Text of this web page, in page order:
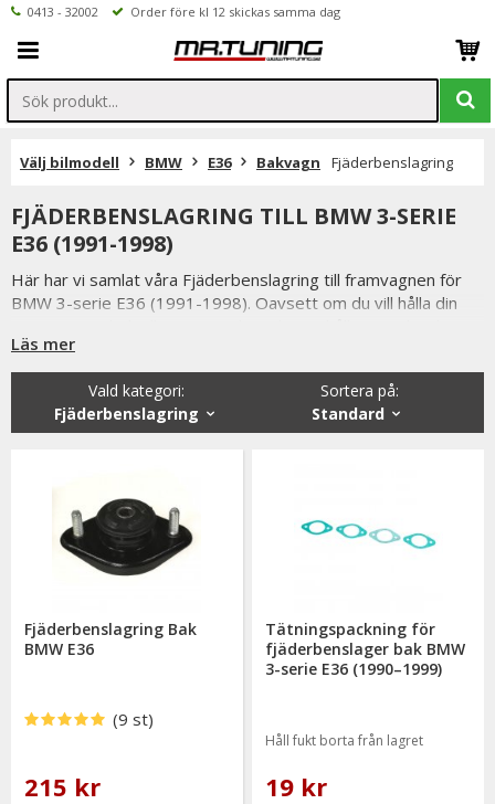
0413 - 32002 Order före kl 12 skickas samma dag
Välj bilmodell BMW E36 Bakvagn Fjäderbenslagring
FJÄDERBENSLAGRING TILL BMW 3-SERIE
E36 (1991-1998)
Här har vi samlat våra Fjäderbenslagring till framvagnen för
BMW 3-serie E36 (1991-1998). Oavsett om du vill hålla din
vårt sortiment ett stort urval av framvagnsprodukter.
Läs mer
Sortera på:
Standard
Vald kategori:
Fjäderbenslagring
Fjäderbenslagring Bak
BMW E36
(9 st)
215 kr
Tätningspackning för
fjäderbenslager bak BMW
3-serie E36 (1990–1999)
Håll fukt borta från lagret
19 kr